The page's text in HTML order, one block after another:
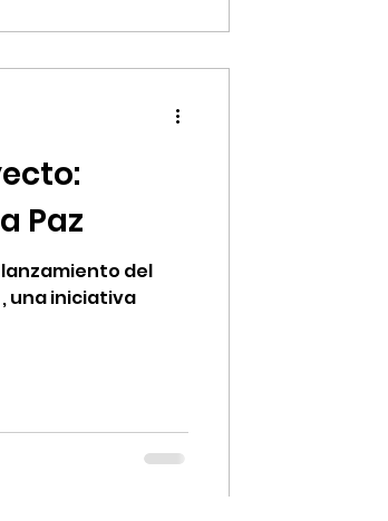
en el
Paz
lanzamiento del
una iniciativa